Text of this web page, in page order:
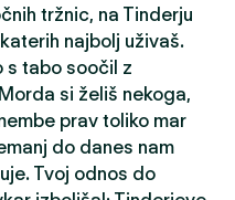
tržnic, na Tinderju
najbolj uživaš.
s tabo soočil z
si želiš nekoga,
prav toliko mar
do danes nam
Tvoj odnos do